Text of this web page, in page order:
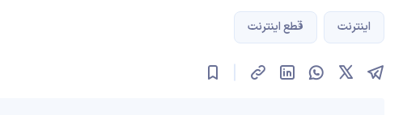
اینترنت قطع اینترنت